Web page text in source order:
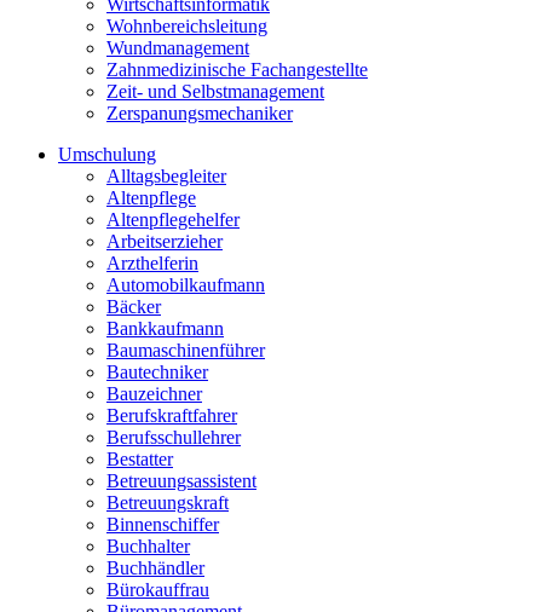
Wirtschaftsinformatik
Wohnbereichsleitung
Wundmanagement
Zahnmedizinische Fachangestellte
Zeit- und Selbstmanagement
Zerspanungsmechaniker
Umschulung
Alltagsbegleiter
Altenpflege
Altenpflegehelfer
Arbeitserzieher
Arzthelferin
Automobilkaufmann
Bäcker
Bankkaufmann
Baumaschinenführer
Bautechniker
Bauzeichner
Berufskraftfahrer
Berufsschullehrer
Bestatter
Betreuungsassistent
Betreuungskraft
Binnenschiffer
Buchhalter
Buchhändler
Bürokauffrau